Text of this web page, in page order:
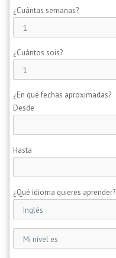
¿Cuántas semanas?
¿Cuántos sois?
¿En qué fechas aproximadas?
Desde
Hasta
¿Qué idioma quieres aprender?